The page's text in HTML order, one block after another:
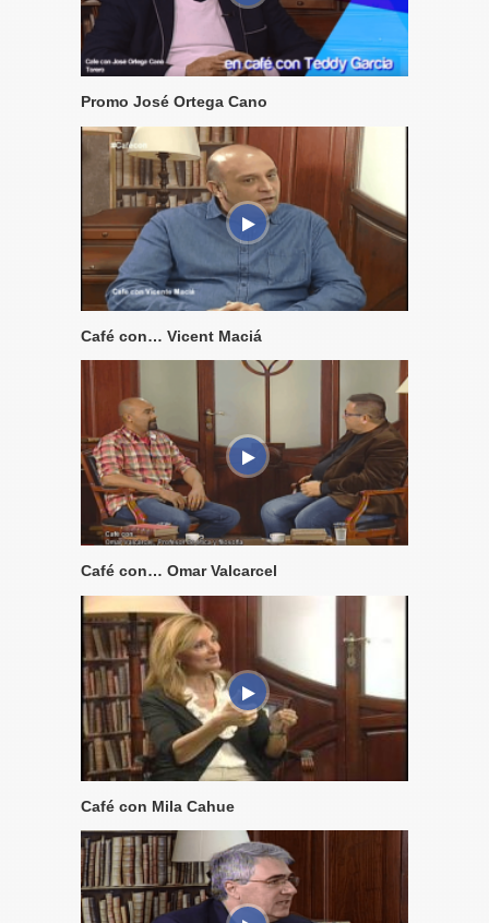
Promo José Ortega Cano
Café con… Vicent Maciá
Café con… Omar Valcarcel
Café con Mila Cahue